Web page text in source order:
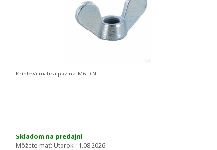
Skladom na predajni
Môžete mať:Utorok 11.08.2026
Krídlová matica pozink. M6 DIN